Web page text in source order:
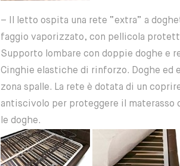
– Il letto ospita una rete “extra” a
faggio vaporizzato, con pellicola
Supporto lombare con doppie doghe e
Cinghie elastiche di rinforzo. Doghe ed
zona spalle. La rete è dotata di un
antiscivolo per proteggere il
le doghe.